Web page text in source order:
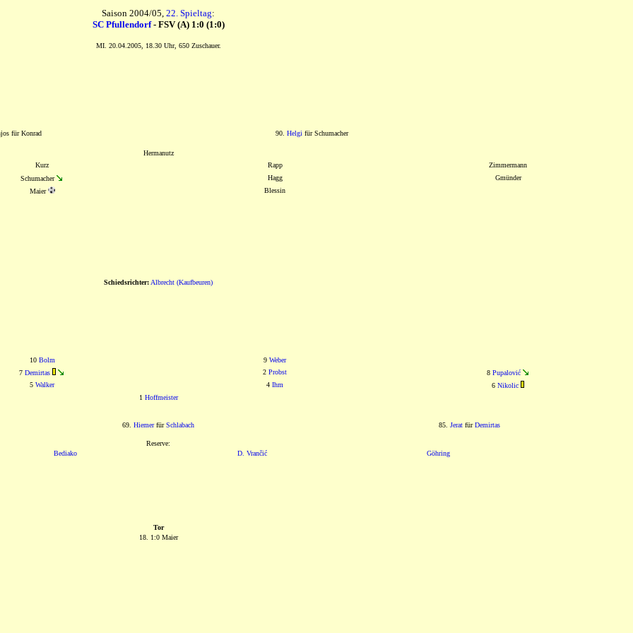
Saison 2004/05, 22. Spieltag:
SC Pfullendorf- FSV (A) 1:0 (1:0)
MI. 20.04.2005, 18.30 Uhr, 650 Zuschauer.
für Konrad 90. Helgi für Schumacher
Hermanutz
Kurz Rapp
Zimmermann
Schumacher Hagg
Gmünder
Maier
Blessin
Schiedsrichter: Albrecht (Kaufbeuren)
10 Bolm 9 Weber
7 Demirtas 2 Probst 8 Pupalović
5 Walker 4 Ihm 6 Nikolic
1 Hoffmeister
69. HiemerfürSchlabach 85. JeratfürDemirtas
Reserve:
Bediako D. Vrančić Göhring
Tor
18. 1:0 Maier